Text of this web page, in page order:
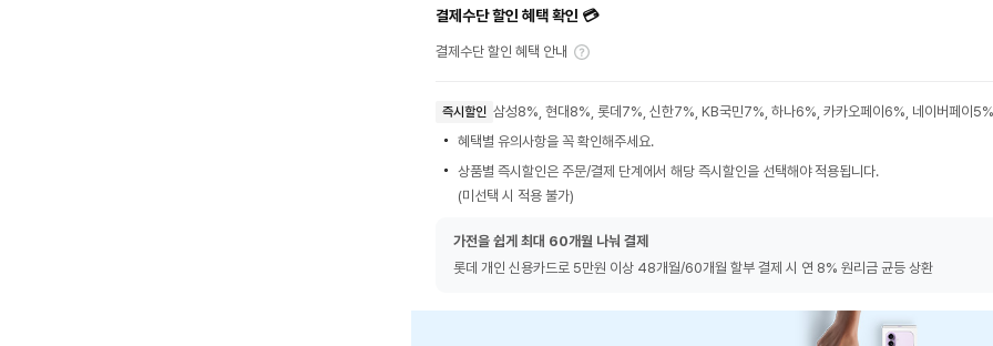
결제수단 할인 혜택 확인 💳
결제수단 할인 혜택 안내
즉시할인 삼성8%, 현대8%, 롯데7%, 신한7%, KB국민7%, 하나6%, 카카오페이6%, 네이버페이5%
혜택별 유의사항을 꼭 확인해주세요.
상품별 즉시할인은 주문/결제 단계에서 해당 즉시할인을 선택해야 적용됩니다.
(미선택 시 적용 불가)
가전을 쉽게 최대 60개월 나눠 결제
롯데 개인 신용카드로 5만원 이상 48개월/60개월 할부 결제 시 연 8% 원리금 균등 상환